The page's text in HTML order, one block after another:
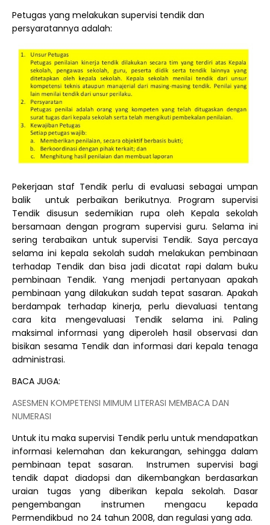
Petugas yang melakukan supervisi tendik dan
persyaratannya adalah:
Pekerjaan staf Tendik perlu di evaluasi sebagai umpan
balik untuk perbaikan berikutnya. Program supervisi
Tendik disusun sedemikian rupa oleh Kepala sekolah
bersamaan dengan program supervisi guru. Selama ini
sering terabaikan untuk supervisi Tendik. Saya percaya
selama ini kepala sekolah sudah melakukan pembinaan
terhadap Tendik dan bisa jadi dicatat rapi dalam buku
pembinaan Tendik. Yang menjadi pertanyaan apakah
pembinaan yang dilakukan sudah tepat sasaran. Apakah
berdampak terhadap kinerja, perlu dievaluasi tentang
cara kita mengevaluasi Tendik selama ini. Paling
maksimal informasi yang diperoleh hasil observasi dan
bisikan sesama Tendik dan informasi dari kepala tenaga
administrasi.
BACA JUGA:
ASESMEN KOMPETENSI MIMUM LITERASI MEMBACA DAN
NUMERASI
Untuk itu maka supervisi Tendik perlu untuk mendapatkan
informasi kelemahan dan kekurangan, sehingga dalam
pembinaan tepat sasaran. Instrumen supervisi bagi
tendik dapat diadopsi dan dikembangkan berdasarkan
uraian tugas yang diberikan kepala sekolah. Dasar
pengembangan instrumen mengacu kepada
Permendikbud no 24 tahun 2008, dan regulasi yang ada.